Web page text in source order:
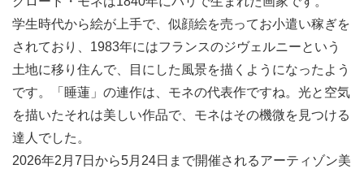
学生時代から絵が上手で、似顔絵を売ってお小遣い稼ぎを
されており、1983年にはフランスのジヴェルニーという
土地に移り住んで、目にした風景を描くようになったよう
です。「睡蓮」の連作は、モネの代表作ですね。光と空気
を描いたそれは美しい作品で、モネはその機微を見つける
達人でした。
2026年2月7日から5月24日まで開催されるアーティゾン美